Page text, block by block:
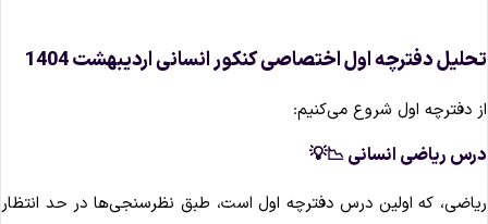
دفترچه اول اختصاصی کنکور انسانی اردیبهشت 1404
دفترچه اول شروع می‌کنیم:
ریاضی انسانی 📉💡
که اولین درس دفترچه اول است، طبق نظرسنجی‌ها در حد انتظار